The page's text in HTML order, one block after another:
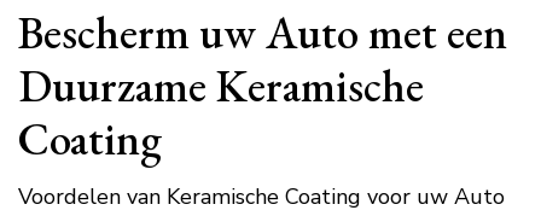
Bescherm uw Auto met een
Duurzame Keramische
Coating
Voordelen van Keramische Coating voor uw Auto